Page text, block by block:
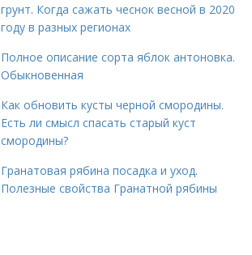
грунт. Когда сажать чеснок весной в 2020
году в разных регионах
Полное описание сорта яблок антоновка.
Обыкновенная
Как обновить кусты черной смородины.
Есть ли смысл спасать старый куст
смородины?
Гранатовая рябина посадка и уход.
Полезные свойства Гранатной рябины